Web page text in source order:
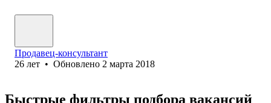
Продавец-консультант
26 лет • Обновлено 2 марта 2018
Быстрые фильтры подбора вакансий